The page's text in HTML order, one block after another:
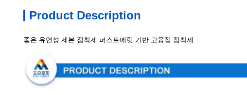
Product Description
좋은 유연성 제본 접착제 퍼스트메릿 기반 고융점 접착제